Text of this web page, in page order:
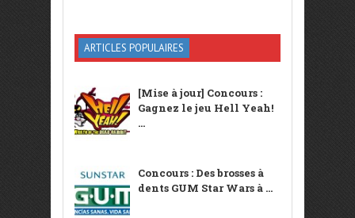
ARTICLES POPULAIRES
[Mise à jour] Concours :
Gagnez le jeu Hell Yeah!
...
Concours : Des brosses à
dents GUM Star Wars à ...